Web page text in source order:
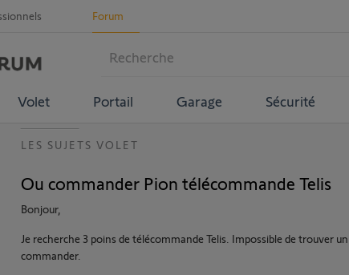
Forum
Volet Portail Garage Sécurité
LES SUJETS VOLET
Ou commander Pion télécommande Telis
Bonjour,
Je recherche 3 poins de télécommande Telis. Impossible de trouver
commander.